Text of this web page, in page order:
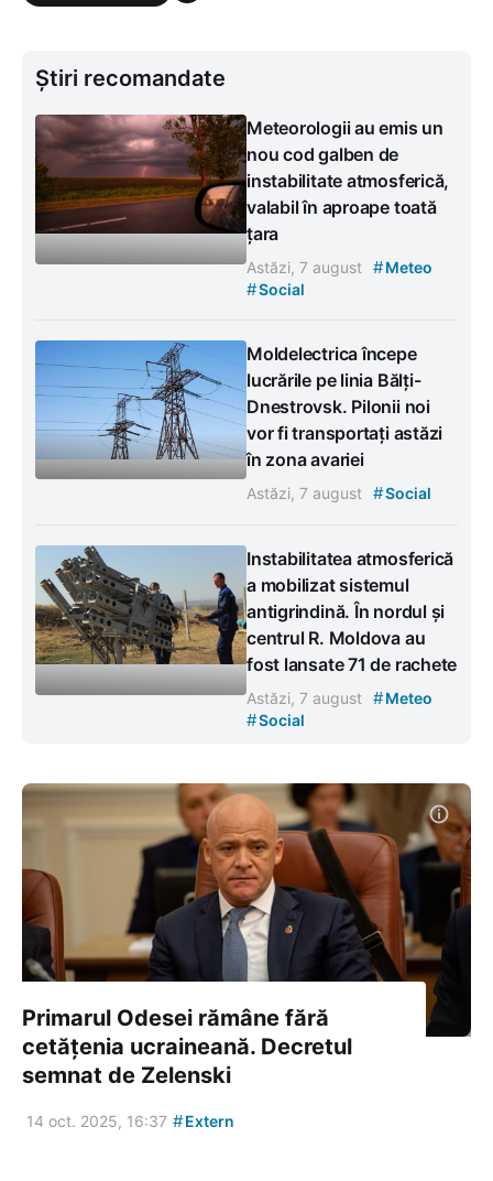
Știri recomandate
Meteorologii au emis un
nou cod galben de
instabilitate atmosferică,
valabil în aproape toată
țara
Astăzi, 7 august #Meteo
#Social
Moldelectrica începe
lucrările pe linia Bălți-
Dnestrovsk. Pilonii noi
vor fi transportați astăzi
în zona avariei
Astăzi, 7 august #Social
Instabilitatea atmosferică
a mobilizat sistemul
antigrindină. În nordul și
centrul R. Moldova au
fost lansate 71 de rachete
Astăzi, 7 august #Meteo
#Social
Primarul Odesei rămâne fără
cetățenia ucraineană. Decretul
semnat de Zelenski
14 oct. 2025, 16:37 #Extern